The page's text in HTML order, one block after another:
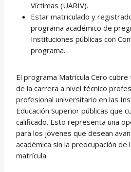
Víctimas (UARIV).
Estar matriculado y
programa académico de
Instituciones públicas con
programa.
El programa Matrícula Cero
de la carrera a nivel técnico
profesional universitario en las
Educación Superior públicas que
calificado. Esto representa una
para los jóvenes que desean
académica sin la preocupación
matrícula.